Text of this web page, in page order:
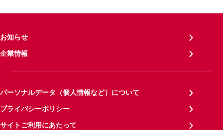
お知らせ
企業情報
パーソナルデータ（個人情報など）について
プライバシーポリシー
サイトご利用にあたって